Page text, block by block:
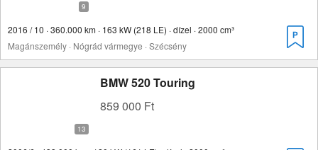
2016 / 10 · 360.000 km · 163 kW (218 LE) · dízel · 2000 cm³
Magánszemély · Nógrád vármegye · Szécsény
BMW 520 Touring
859 000 Ft